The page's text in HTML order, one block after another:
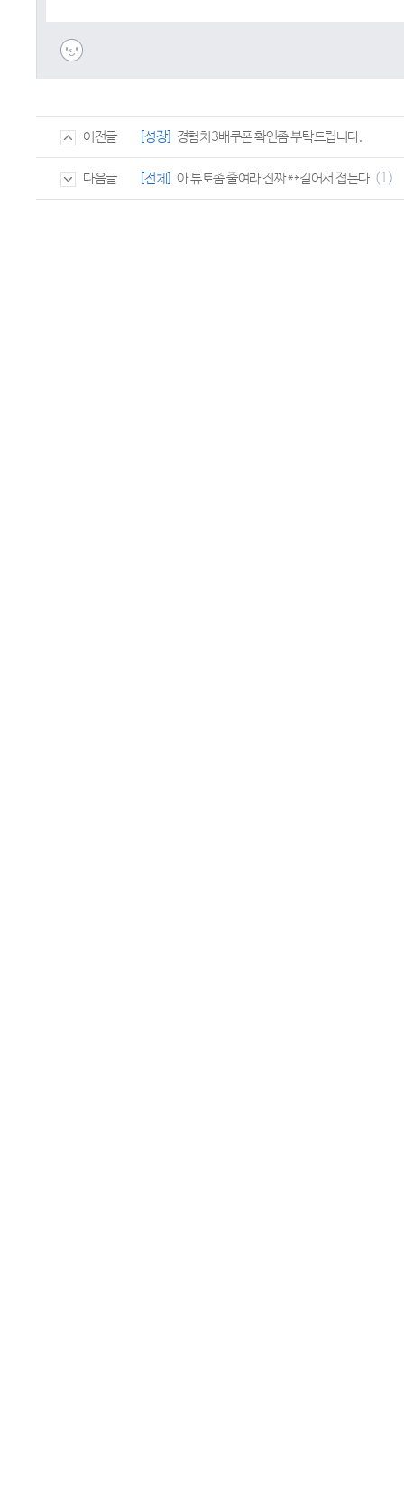
이전글 [성장] 경험치3배쿠폰 확인좀 부탁드립니다.
다음글 [전체] 아 튜토좀 줄여라 진짜 **길어서 접는다 (1)